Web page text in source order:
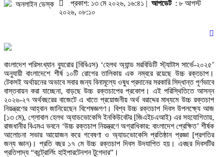
অনলাইন ডেস্ক প্রকাশ: ১৩ মে ২০২৬, ১৬:৪১ | আপডেট: ৮ আগস্ট
২০২৬, ০৮:১০
বাংলাদেশ পরিসংখ্যান ব্যুরোর [বিবিএস) ‘হেলথ অ্যান্ড মরবিডিটি স্ট্যাটাস সার্ভে-২০২৫’
অনুযায়ী বাংলাদেশে শীর্ষ ১০টি রোগের তালিকায় এক নম্বরে রয়েছে উচ্চ রক্তচাপ।
টেকসই অর্থায়নের অভাবে সবার জন্য বিনামূল্যে ওষুধ প্রদানের সরকারি সিদ্ধান্ত পূর্ণভাবে
বাস্তবায়ন করা যাচ্ছেনা, বাড়ছে উচ্চ রক্তচাপের প্রকোপ। এই পরিস্থিতিতে আসন্ন
২০২৬-২৭ অর্থবছরের বাজেটে এ খাতে প্রয়োজনীয় অর্থ বরাদ্দের মাধ্যমে উচ্চ রক্তচাপ
নিয়ন্ত্রণের আহ্বান জানিয়েছেন বিশেষজ্ঞগণ। বিশ্ব উচ্চ রক্তচাপ দিবস উপলক্ষ্যে আজ
[১৩ মে), গ্লোবাল হেলথ অ্যাডভোকেসি ইনকিউবেটর [জিএইচএআই) এর সহযোগিতায়,
রাজধানীর বিএমএ ভবনে ‘উচ্চ রক্তচাপ নিয়ন্ত্রণে অগ্রাধিকার: বাংলাদেশ প্রেক্ষিত’ শীর্ষক
আলোচনা সভার আয়োজন করে গবেষণা ও অ্যাডভোকেসি প্রতিষ্ঠান প্রজ্ঞা [প্রগতির
জন্য জ্ঞান)। প্রতি বছর ১৭ মে উচ্চ রক্তচাপ দিবস উদযাপিত হয়। এবছর দিবসটির
প্রতিপাদ্য “কন্ট্রোর্লিং হাইপারটেনশন টুগেদার”।